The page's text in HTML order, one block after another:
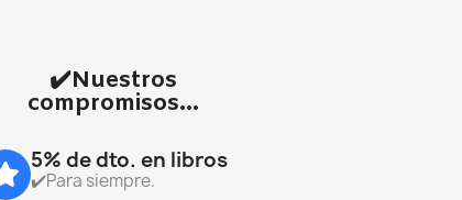
✔️Nuestros
compromisos...
5% de dto. en libros
✔️Para siempre.